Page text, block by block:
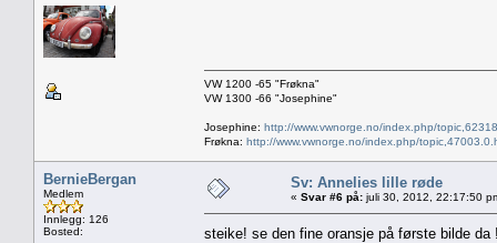
VW 1200 -65 "Frøkna"
VW 1300 -66 "Josephine"
Josephine: http://www.vwnorge.no/index.php/
Frøkna: http://www.vwnorge.no/index.php/
BernieBergan
Medlem
Innlegg: 126
Bosted:
Sv: Annelies lille røde
« Svar #6 på: juli 30, 2012, 22:17:50
steike! se den fine oransje på første bilde